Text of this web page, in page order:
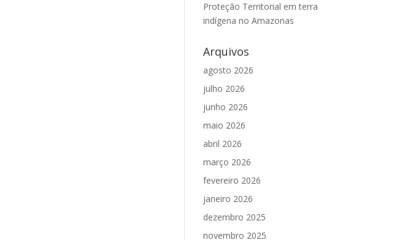
Proteção Territorial em terra
indígena no Amazonas
Arquivos
agosto 2026
julho 2026
junho 2026
maio 2026
abril 2026
março 2026
fevereiro 2026
janeiro 2026
dezembro 2025
novembro 2025